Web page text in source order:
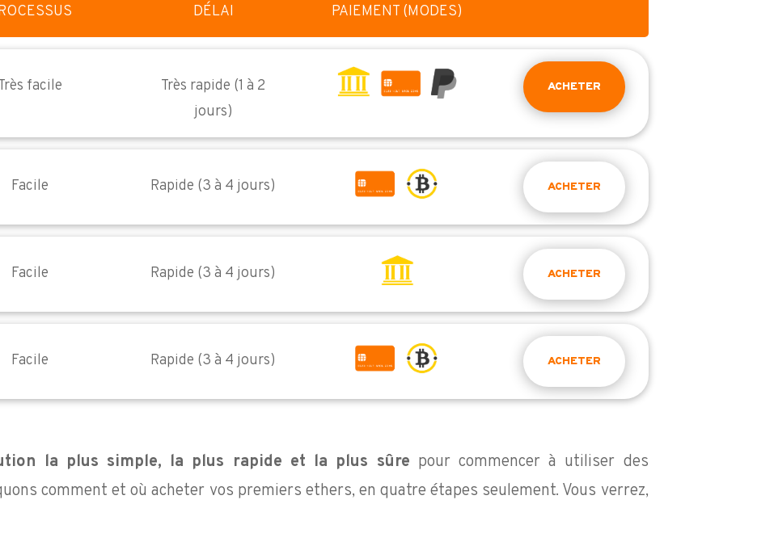
DÉLAI PAIEMENT (MODES)
facile
Très rapide (1 à 2
jours)
ACHETER
Facile Rapide (3 à 4 jours) ACHETER
Facile Rapide (3 à 4 jours) ACHETER
Facile Rapide (3 à 4 jours) ACHETER
la plus simple, la plus rapide et la plus sûre pour commencer à utiliser des
comment et où acheter vos premiers ethers, en quatre étapes seulement. Vous verrez,